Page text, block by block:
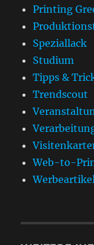
Printing
Speziallack
Studium
Tipps &
Trendscout
Web-to-
Werbeartikel